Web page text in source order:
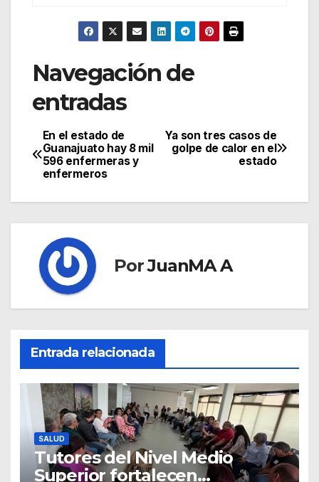
Navegación de
entradas
Ya son tres casos de
golpe de calor en el
estado
En el estado de
Guanajuato hay 8 mil
596 enfermeras y
enfermeros
PorJuanMA A
Entrada relacionada
SALUD
Tutores del Nivel Medio
Superior fortalecen